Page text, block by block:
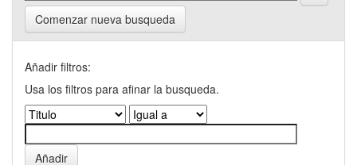
Comenzar nueva busqueda
Añadir filtros:
Usa los filtros para afinar la busqueda.